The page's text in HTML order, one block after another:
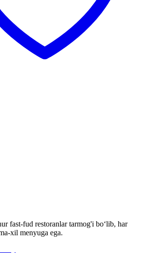
fast-fud restoranlar tarmog'i bo‘lib, har
xil menyuga ega.